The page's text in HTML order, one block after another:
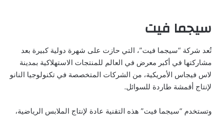
سيجما فيت
تُعد شركة “سيجما فيت”، التي حازت على شهرة دولية كبيرة بعد
مشاركتها في أكبر معرض في العالم للمنتجات الاستهلاكية بمدينة
لاس فيجاس الأمريكية، من الشركات المتخصصة في تكنولوجيا النانو
لإنتاج أقمشة طاردة للسوائل.
وتستخدم “سيجما فيت” هذه التقنية عادة لإنتاج الملابس الرياضية،